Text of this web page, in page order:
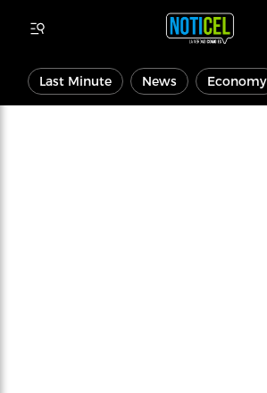
Last Minute News Economy